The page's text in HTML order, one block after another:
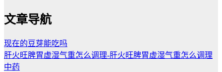
文章导航
现在的豆芽能吃吗
肝火旺脾胃虚湿气重怎么调理-肝火旺脾胃虚湿气重怎么调理
中药